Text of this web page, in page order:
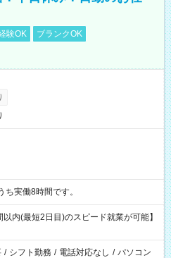
験OK
ブランクOK
記のうち実働8時間です。
内(最短2日目)のスピード就業が可能】
/ シフト勤務 / 電話対応なし / パソコン